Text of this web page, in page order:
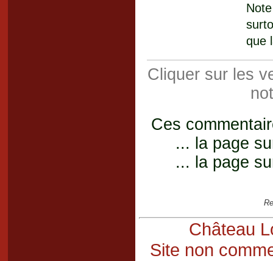
que
Cliquer sur les
Ces
... la page
... la page
Château
Site non